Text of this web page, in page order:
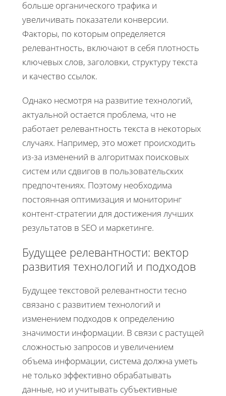
больше органического трафика и
увеличивать показатели конверсии.
Факторы, по которым определяется
релевантность, включают в себя плотность
ключевых слов, заголовки, структуру текста
и качество ссылок.
Однако несмотря на развитие технологий,
актуальной остается проблема, что не
работает релевантность текста в некоторых
случаях. Например, это может происходить
из-за изменений в алгоритмах поисковых
систем или сдвигов в пользовательских
предпочтениях. Поэтому необходима
постоянная оптимизация и мониторинг
контент-стратегии для достижения лучших
результатов в SEO и маркетинге.
Будущее релевантности: вектор
развития технологий и подходов
Будущее текстовой релевантности тесно
связано с развитием технологий и
изменением подходов к определению
значимости информации. В связи с растущей
сложностью запросов и увеличением
объема информации, система должна уметь
не только эффективно обрабатывать
данные, но и учитывать субъективные